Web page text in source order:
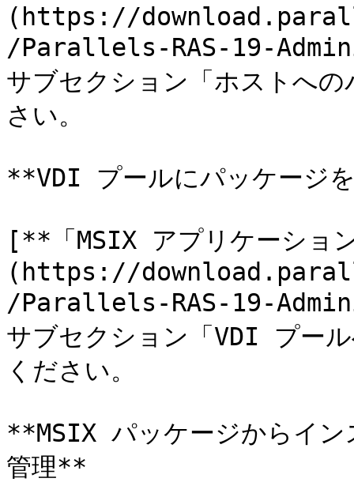
(https://
/Parallels-RAS-19-
サブセクション「ホストへ
さい。
**VDI プールにパッケージ
[**「MSIX アプリケーショ
(https://
/Parallels-RAS-19-
サブセクション「VDI プー
ください。
**MSIX パッケージからイン
管理**